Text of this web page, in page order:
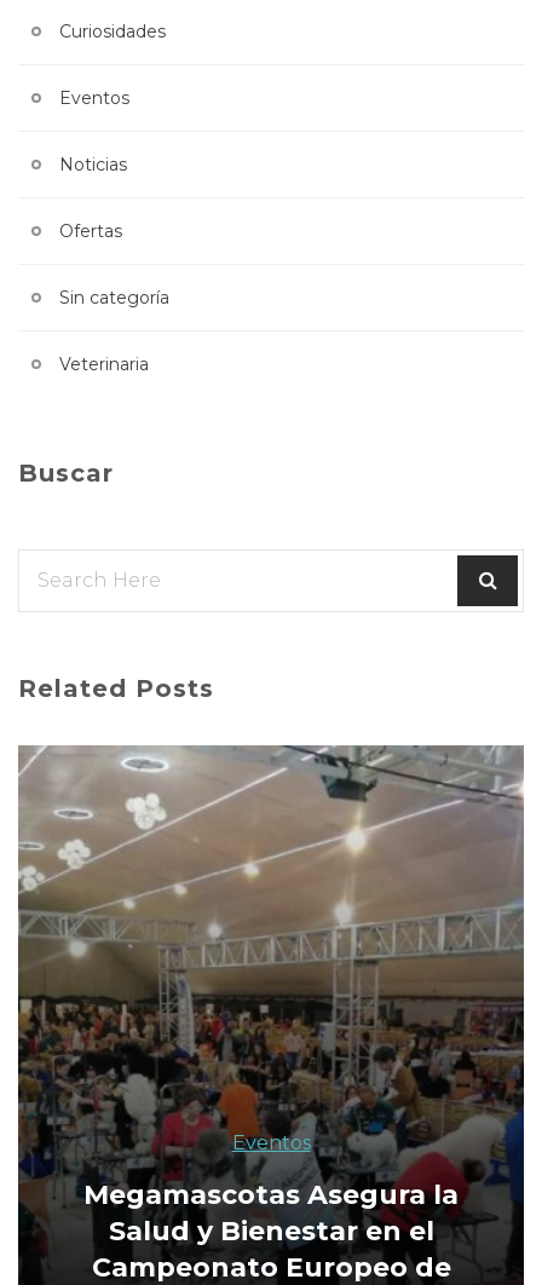
Curiosidades
Eventos
Noticias
Ofertas
Sin categoría
Veterinaria
Buscar
Related Posts
Eventos
Megamascotas Asegura la
Salud y Bienestar en el
Campeonato Europeo de